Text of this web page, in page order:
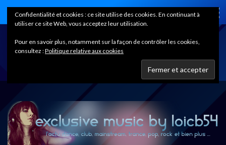
Home
Confidentialité et cookies : ce site utilise des cookies. En continuant à
utiliser ce site Web, vous acceptez leur utilisation.
Pour en savoir plus, notamment sur la façon de contrôler les cookies,
consultez :Politique relative aux cookies